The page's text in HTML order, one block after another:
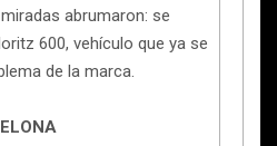
abrumaron: se
600, vehículo que ya se
de la marca.